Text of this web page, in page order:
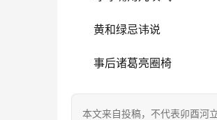
黄和绿忌讳说
事后诸葛亮圈椅
本文来自投稿，不代表卯酉